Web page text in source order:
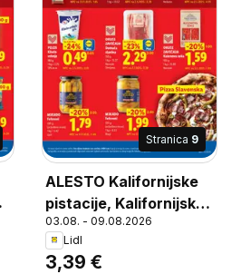
Stranica 9
ALESTO Kalifornijske
pistacije, Kalifornijske
pistacije
03.08. - 09.08.2026
Lidl
3,39 €